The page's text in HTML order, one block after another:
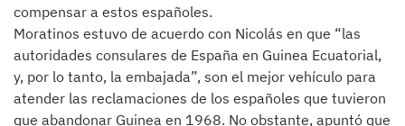
compensar a estos españoles.
Moratinos estuvo de acuerdo con Nicolás en que “las
autoridades consulares de España en Guinea Ecuatorial,
y, por lo tanto, la embajada”, son el mejor vehículo para
atender las reclamaciones de los españoles que tuvieron
que abandonar Guinea en 1968. No obstante, apuntó que